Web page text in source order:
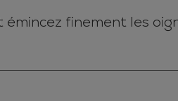
finement les